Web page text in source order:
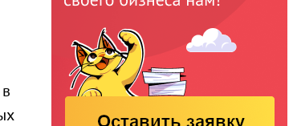
налогообложению
Обучение и сообщество
Календарь мероприятий
Подать заявку на франшизу
Вебинары о франшизе